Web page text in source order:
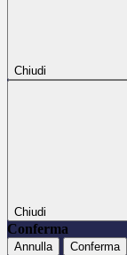
Chiudi
Chiudi
Conferma
Annulla Conferma